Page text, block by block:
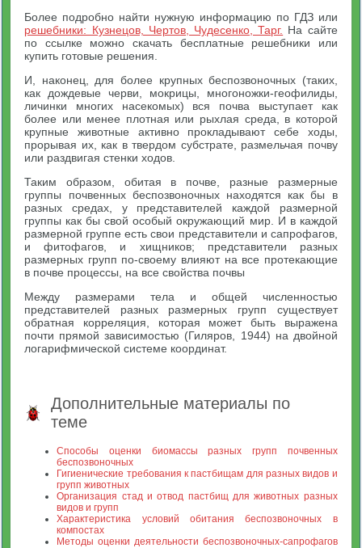
Более подробно найти нужную информацию по ГДЗ или
решебники: Кузнецов, Чертов, Чудесенко, Тарг. На сайте
по ссылке можно скачать бесплатные решебники или
купить готовые решения.
И, наконец, для более крупных беспозвоночных (таких,
как дождевые черви, мокрицы, многоножки-геофилиды,
личинки многих насекомых) вся почва выступает как
более или менее плотная или рыхлая среда, в которой
крупные животные активно прокладывают себе ходы,
прорывая их, как в твердом субстрате, размельчая почву
или раздвигая стенки ходов.
Таким образом, обитая в почве, разные размерные
группы почвенных беспозвоночных находятся как бы в
разных средах, у представителей каждой размерной
группы как бы свой особый окружающий мир. И в каждой
размерной группе есть свои представители и сапрофагов,
и фитофагов, и хищников; представители разных
размерных групп по-своему влияют на все протекающие
в почве процессы, на все свойства почвы
Между размерами тела и общей численностью
представителей разных размерных групп существует
обратная корреляция, которая может быть выражена
почти прямой зависимостью (Гиляров, 1944) на двойной
логарифмической системе координат.
Дополнительные материалы по
теме
Способы оценки биомассы разных групп почвенных
беспозвоночных
Гигиенические требования к пастбищам для разных видов и
групп животных
Организация стад и отвод пастбищ для животных разных
видов и групп
Характеристика условий обитания беспозвоночных в
компостах
Методы оценки деятельности беспозвоночных-сапрофагов